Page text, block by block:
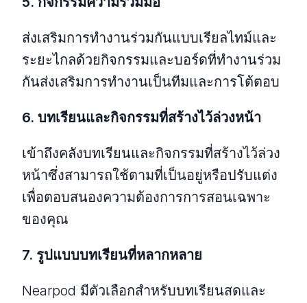
ส่งเสริมการทํางานร่วมกันแบบเรียลไทม์และ
ระยะไกลด้วยกิจกรรมและบอร์ดที่ทํางานร่วม
กันส่งเสริมการทํางานเป็นทีมและการโต้ตอบ
6. บทเรียนและกิจกรรมที่สร้างไว้ล่วงหน้า
เข้าถึงคลังบทเรียนและกิจกรรมที่สร้างไว้ล่วง
หน้าซึ่งสามารถใช้ตามที่เป็นอยู่หรือปรับแต่ง
เพื่อตอบสนองความต้องการการสอนเฉพาะ
ของคุณ
7. รูปแบบบทเรียนที่หลากหลาย
Nearpod มีตัวเลือกสําหรับบทเรียนสดและ